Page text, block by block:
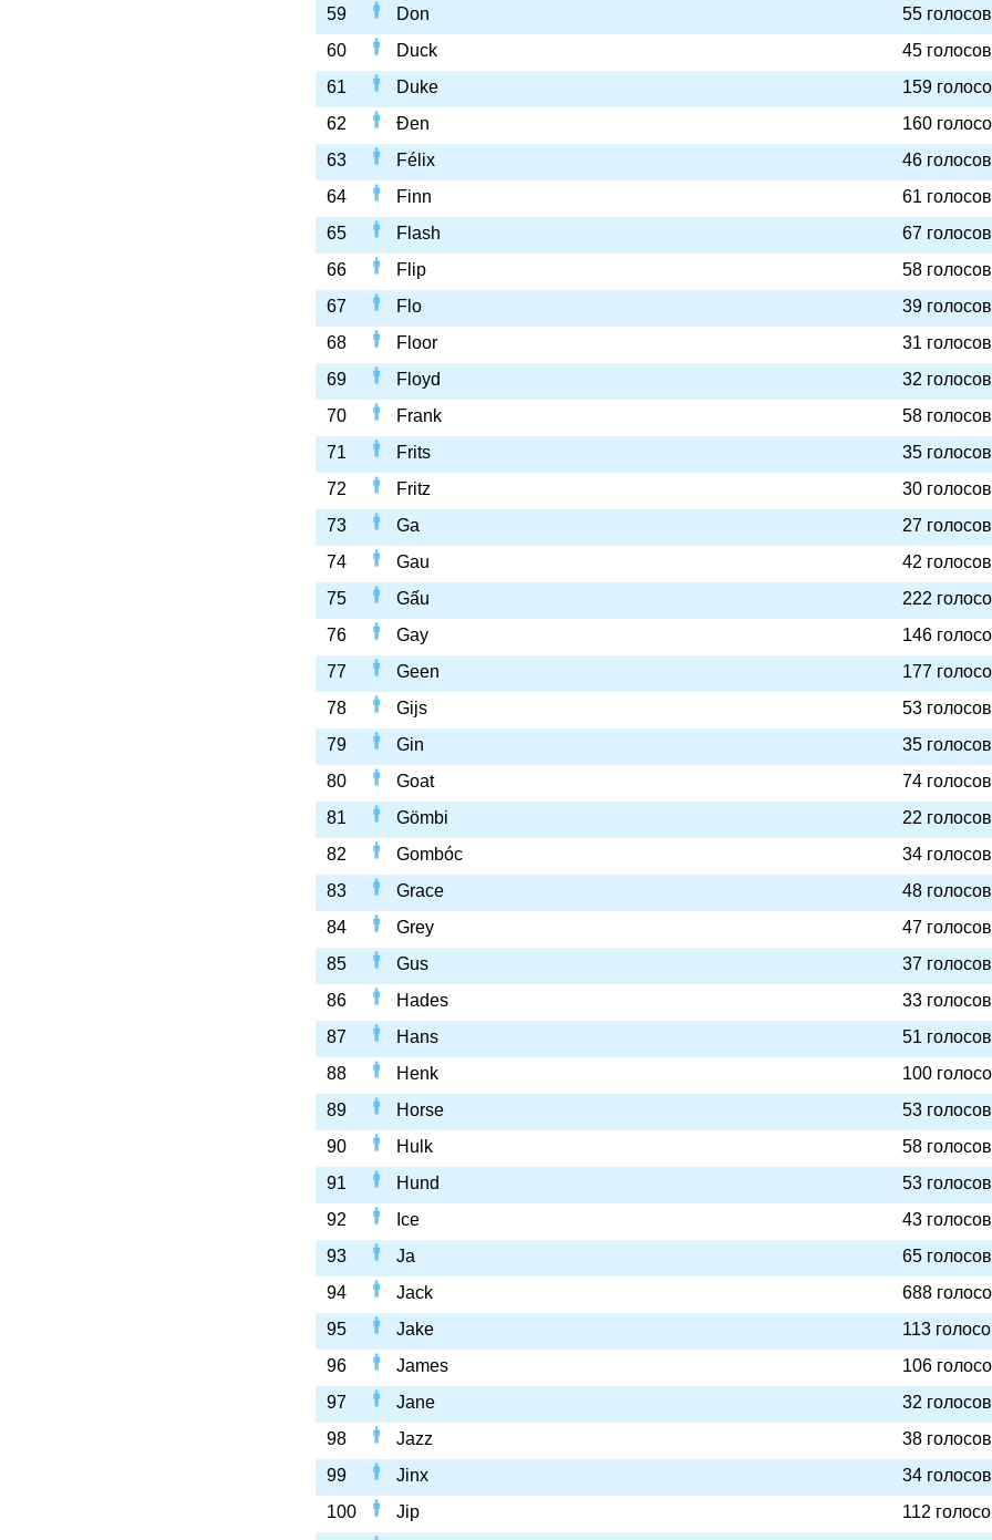
59
Don
55 голосов
60
Duck
45 голосов
61
Duke
159
62
Đen
160
63
Félix
46 голосов
64
Finn
61 голосов
65
Flash
67 голосов
66
Flip
58 голосов
67
Flo
39 голосов
68
Floor
31 голосов
69
Floyd
32 голосов
70
Frank
58 голосов
71
Frits
35 голосов
72
Fritz
30 голосов
73
Ga
27 голосов
74
Gau
42 голосов
75
Gấu
222
76
Gay
146
77
Geen
177
78
Gijs
53 голосов
79
Gin
35 голосов
80
Goat
74 голосов
81
Gömbi
22 голосов
82
Gombóc
34 голосов
83
Grace
48 голосов
84
Grey
47 голосов
85
Gus
37 голосов
86
Hades
33 голосов
87
Hans
51 голосов
88
Henk
100
89
Horse
53 голосов
90
Hulk
58 голосов
91
Hund
53 голосов
92
Ice
43 голосов
93
Ja
65 голосов
94
Jack
688
95
Jake
113
96
James
106
97
Jane
32 голосов
98
Jazz
38 голосов
99
Jinx
34 голосов
100
Jip
112